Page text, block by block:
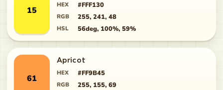
15
HEX #FFF130
RGB 255, 241, 48
HSL 56deg, 100%, 59%
61
Apricot
HEX #FF9B45
RGB 255, 155, 69